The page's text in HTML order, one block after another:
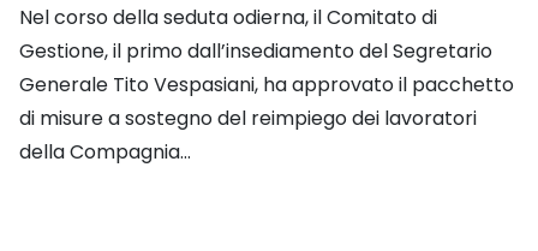
Nel corso della seduta odierna, il Comitato di
Gestione, il primo dall’insediamento del Segretario
Generale Tito Vespasiani, ha approvato il pacchetto
di misure a sostegno del reimpiego dei lavoratori
della Compagnia...